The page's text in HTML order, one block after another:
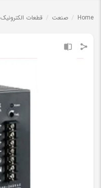
Home
/ صنعت / قطعات الکترونیک